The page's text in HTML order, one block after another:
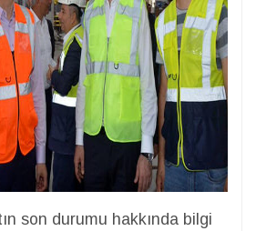
son durumu hakkında bilgi